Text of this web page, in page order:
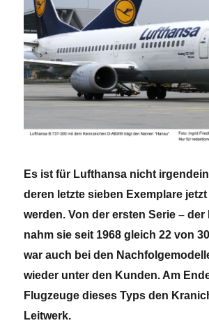
Es ist für Lufthansa nicht
deren letzte sieben Exemplare
werden. Von der ersten Serie – der
nahm sie seit 1968 gleich 22 von
war auch bei den
wieder unter den Kunden. Am
Flugzeuge dieses Typs den
Leitwerk.